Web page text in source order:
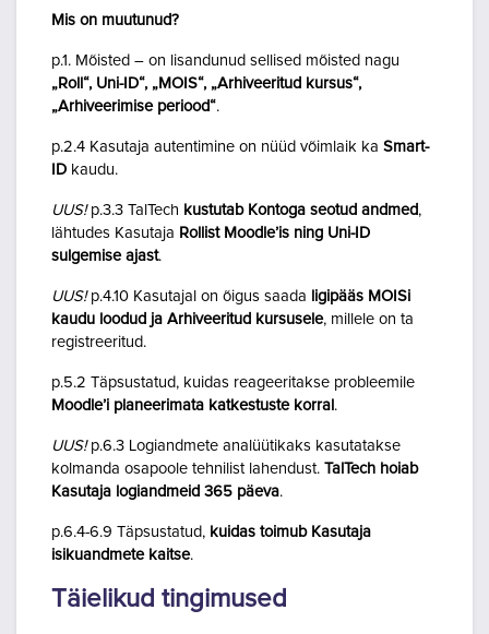
Mis on muutunud?
p.1. Mõisted – on lisandunud sellised mõisted nagu
„Roll“, Uni-ID“, „MOIS“, „Arhiveeritud kursus“,
„Arhiveerimise periood“.
p.2.4 Kasutaja autentimine on nüüd võimlaik ka Smart-
ID kaudu.
UUS!p.3.3 TalTech kustutab Kontoga seotud andmed,
lähtudes Kasutaja Rollist Moodle’is ning Uni-ID
sulgemise ajast.
UUS!p.4.10 Kasutajal on õigus saada ligipääs MOISi
kaudu loodud ja Arhiveeritud kursusele, millele on ta
registreeritud.
p.5.2 Täpsustatud, kuidas reageeritakse probleemile
Moodle’i planeerimata katkestuste korral .
UUS!p.6.3 Logiandmete analüütikaks kasutatakse
kolmanda osapoole tehnilist lahendust. TalTech hoiab
Kasutaja logiandmeid 365 päeva.
p.6.4-6.9 Täpsustatud, kuidas toimub Kasutaja
isikuandmete kaitse.
Täielikud tingimused